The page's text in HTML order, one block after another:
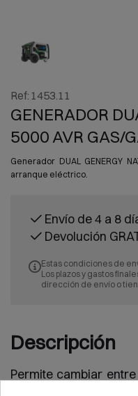
Ref: 1453.11
GENERADOR
5000 AVR GAS/
Generador DUAL GENERGY
arranque eléctrico.
Envío de 4 a 8
Devolución
Estas condiciones de
Los plazos y gastos
dirección de envío o
Descripción
Permite cambiar